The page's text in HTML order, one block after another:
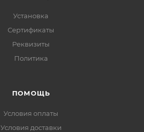
Установка
Сертификаты
Реквизиты
Политика
ПОМОЩЬ
Условия оплаты
Условия доставки